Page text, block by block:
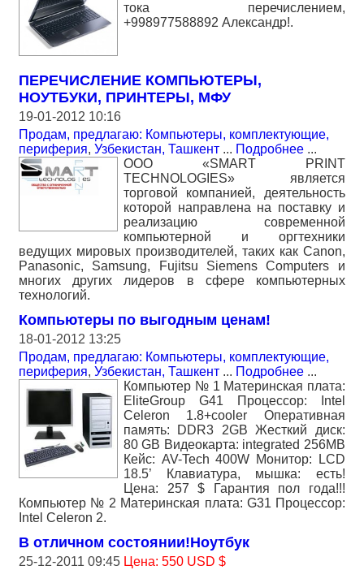
тока перечислением,
+998977588892 Александр!.
ПЕРЕЧИСЛЕНИЕ КОМПЬЮТЕРЫ,
НОУТБУКИ, ПРИНТЕРЫ, МФУ
19-01-2012 10:16
Продам, предлагаю: Компьютеры, комплектующие,
периферия, Узбекистан, Ташкент ... Подробнее ...
OOO «SMART PRINT
TECHNOLOGIES» является
торговой компанией, деятельность
которой направлена на поставку и
реализацию современной
компьютерной и оргтехники
ведущих мировых производителей, таких как Canon,
Panasonic, Samsung, Fujitsu Siemens Computers и
многих других лидеров в сфере компьютерных
технологий.
Компьютеры по выгодным ценам!
18-01-2012 13:25
Продам, предлагаю: Компьютеры, комплектующие,
периферия, Узбекистан, Ташкент ... Подробнее ...
Компьютер № 1 Материнская плата:
EliteGroup G41 Процессор: Intel
Celeron 1.8+cooler Оперативная
память: DDR3 2GB Жесткий диск:
80 GB Видеокарта: integrated 256MB
Кейс: AV-Tech 400W Монитор: LCD
18.5’ Клавиатура, мышка: есть!
Цена: 257 $ Гарантия пол года!!!
Компьютер № 2 Материнская плата: G31 Процессор:
Intel Celeron 2.
В отличном состоянии!Ноутбук
25-12-2011 09:45 Цена: 550 USD $